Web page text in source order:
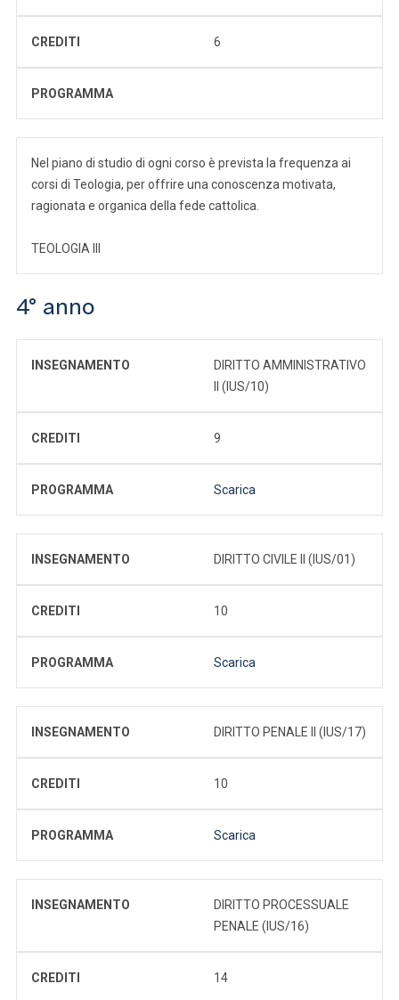
CREDITI 6
PROGRAMMA
Nel piano di studio di ogni corso è prevista la frequenza ai
corsi di Teologia, per offrire una conoscenza motivata,
ragionata e organica della fede cattolica.
TEOLOGIA III
4° anno
INSEGNAMENTO
DIRITTO AMMINISTRATIVO
II (IUS/10)
CREDITI 9
PROGRAMMA Scarica
INSEGNAMENTO DIRITTO CIVILE II (IUS/01)
CREDITI 10
PROGRAMMA Scarica
INSEGNAMENTO DIRITTO PENALE II (IUS/17)
CREDITI 10
PROGRAMMA Scarica
INSEGNAMENTO
DIRITTO PROCESSUALE
PENALE (IUS/16)
CREDITI 14